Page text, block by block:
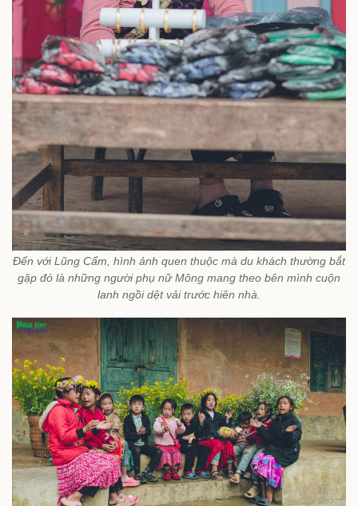
Đến với Lũng Cẩm, hình ảnh quen thuộc mà du khách thường bắt
gặp đó là những người phụ nữ Mông mang theo bên mình cuộn
lanh ngồi dệt vải trước hiên nhà.